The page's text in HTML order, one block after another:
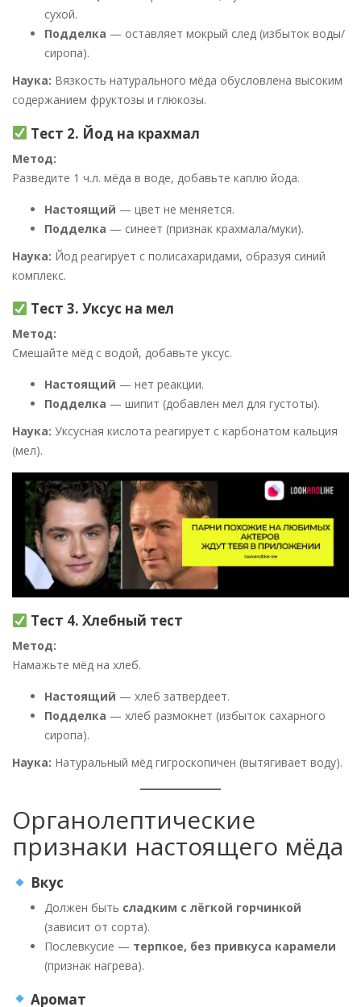
сухой.
Подделка — оставляет мокрый след (избыток воды/
сиропа).
Наука: Вязкость натурального мёда обусловлена высоким
содержанием фруктозы и глюкозы.
Тест 2. Йод на крахмал
Метод:
Разведите 1 ч.л. мёда в воде, добавьте каплю йода.
Настоящий — цвет не меняется.
Подделка — синеет (признак крахмала/муки).
Наука: Йод реагирует с полисахаридами, образуя синий
комплекс.
Тест 3. Уксус на мел
Метод:
Смешайте мёд с водой, добавьте уксус.
Настоящий — нет реакции.
Подделка — шипит (добавлен мел для густоты).
Наука: Уксусная кислота реагирует с карбонатом кальция
(мел).
Тест 4. Хлебный тест
Метод:
Намажьте мёд на хлеб.
Настоящий — хлеб затвердеет.
Подделка — хлеб размокнет (избыток сахарного
сиропа).
Наука: Натуральный мёд гигроскопичен (вытягивает воду).
Органолептические
признаки настоящего мёда
Вкус
Должен быть сладким с лёгкой горчинкой
(зависит от сорта).
Послевкусие — терпкое, без привкуса карамели
(признак нагрева).
Аромат